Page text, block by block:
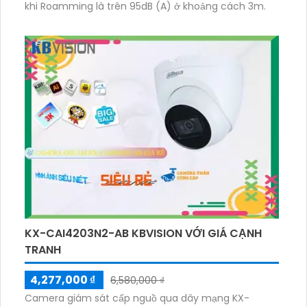
khi Roamming là trên 95dB (A) ở khoảng cách 3m.
KX-CAI4203N2-AB KBVISION VỚI GIÁ CẠNH
TRANH
4,277,000 ₫
6,580,000 ₫
Camera giám sát cấp nguồ qua dây mạng KX-